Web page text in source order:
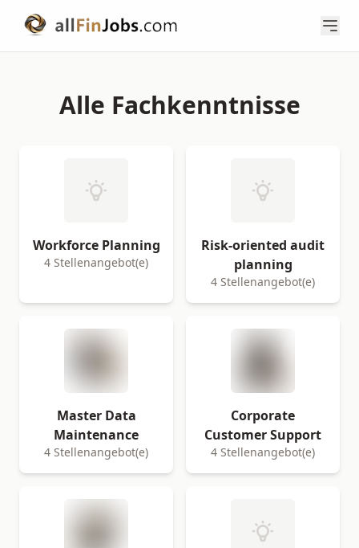
Alle Fachkenntnisse
Workforce Planning
4 Stellenangebot(e)
Risk-oriented audit
planning
4 Stellenangebot(e)
Master Data
Maintenance
4 Stellenangebot(e)
Corporate
Customer Support
4 Stellenangebot(e)